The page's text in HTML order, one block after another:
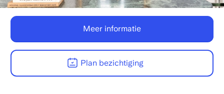
Meer informatie
Plan bezichtiging